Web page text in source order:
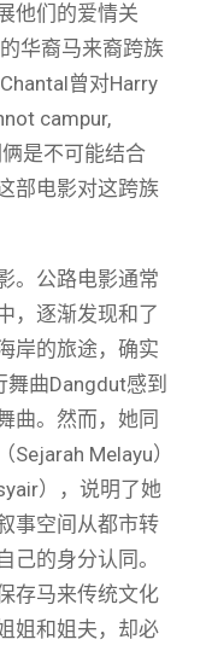
他们的爱情关
华裔马来裔跨族
曾对Harry
campur,
是不可能结合
部电影对这跨族
。公路电影通常
，逐渐发现和了
岸的旅途，确实
曲Dangdut感到
曲。然而，她同
Melayu）
），说明了她
事空间从都市转
己的身分认同。
存马来传统文化
姐和姐夫，却必